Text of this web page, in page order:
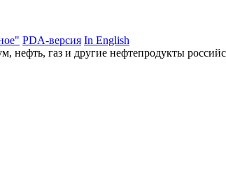
PDA-версия In English
нефть, газ и другие нефтепродукты